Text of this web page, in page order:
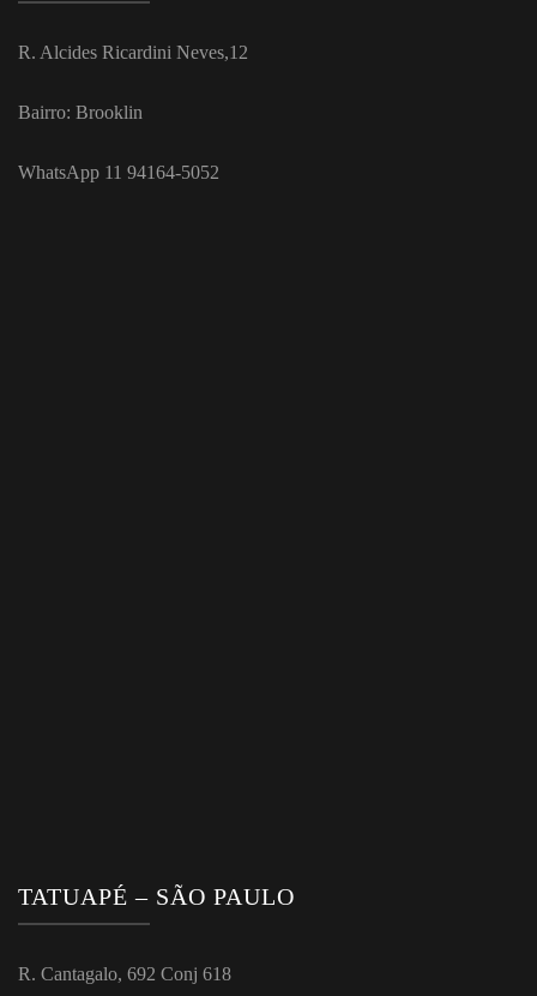
R. Alcides Ricardini Neves,12
Bairro: Brooklin
WhatsApp 11 94164-5052
TATUAPÉ – SÃO PAULO
R. Cantagalo, 692 Conj 618